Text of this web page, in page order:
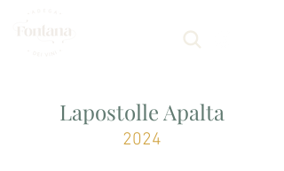
Lapostolle Apalta
2024